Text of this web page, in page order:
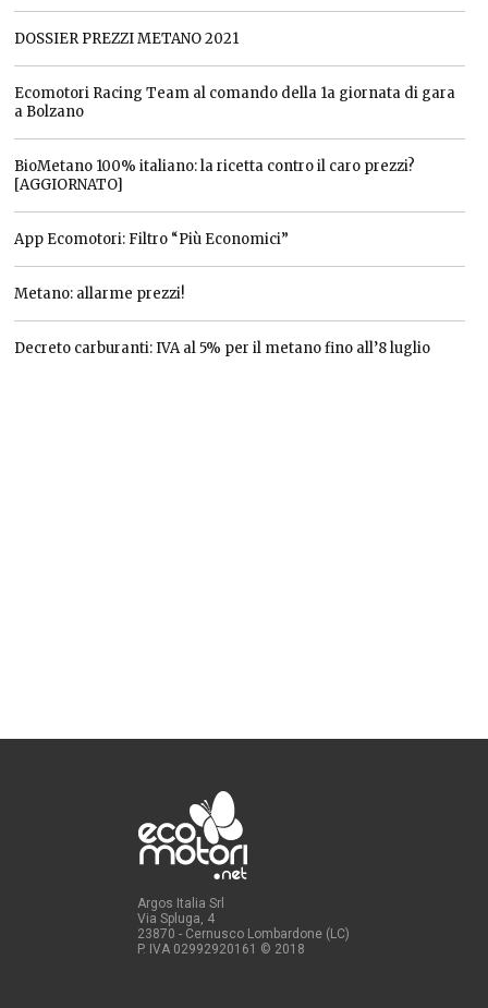
DOSSIER PREZZI METANO 2021
Ecomotori Racing Team al comando della 1a giornata di gara
a Bolzano
BioMetano 100% italiano: la ricetta contro il caro prezzi?
[AGGIORNATO]
App Ecomotori: Filtro “Più Economici”
Metano: allarme prezzi!
Decreto carburanti: IVA al 5% per il metano fino all’8 luglio
Argos Italia Srl
Via Spluga, 4
23870 - Cernusco Lombardone (LC)
P. IVA 02992920161 © 2018